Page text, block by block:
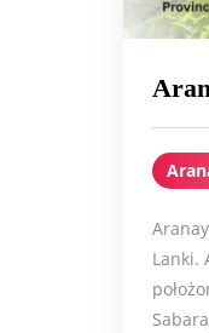
Lanki.